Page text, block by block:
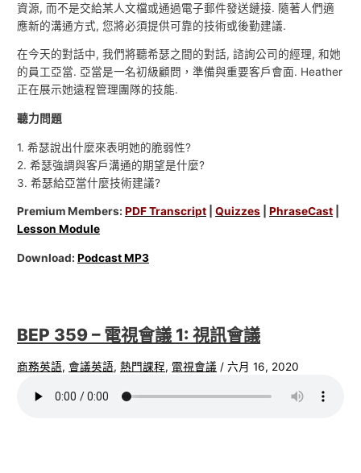
資源, 而不是交給某人文檔或通過電子郵件發送鏈接. 隨著人們適
應新的溝通方式, 您將必須提供可靠的技術或後勤建議.
在今天的對話中, 我們將聽希瑟之間的對話, 諮詢公司的經理, 和她
的員工亞當. 亞當是一名初級顧問，準備與重要客戶會面. Heather
正在展示她遠程管理團隊的技能.
聽力問題
1. 希瑟說出什麼來表明她的脆弱性?
2. 希瑟強調與客戶溝通的期望是什麼?
3. 希瑟給亞當什麼技術建議?
Premium Members:PDF Transcript |Quizzes |PhraseCast
Lesson Module
Download:Podcast MP3
BEP 359 – 電視會議 1: 視訊會議
商務英語,會議英語,熱門課程, 電視會議 /六月 16, 2020